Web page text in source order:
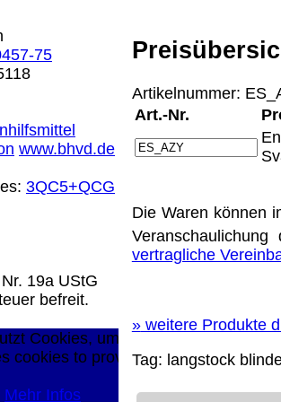
75
www.bhvd.de
3QC5+QCG
19a UStG
befreit.
Artikelnummer:
Art.-Nr.
Die Waren können
vertragliche
»weitere Produkte
Tag: langstock
genannten Warenzeichen
vorbehalten.
10. März 2026 Blinden Hilfsmittel
12.05.1998 - 312 O 85/98 -
Links, die Inhalte der gelinkten
sich ausdrücklich von diesen
auf unserer Homepage und
angebrachten Links.
Kommission stellt eine Plattform zur
consumers/odr/Unsere E-
AGB
X
Cookies, um bestmögliche
cookies to provide the best possible
Mehr Infos